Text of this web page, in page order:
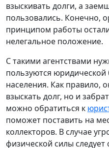
взыскивать долги, а
пользовались. Конечно,
принципом работы
нелегальное положение.
С такими агентствами
пользуются
населения. Как правило,
взыскать долг, но и
можно обратиться к
поможет поставить на
коллекторов. В случае
физической силы следует